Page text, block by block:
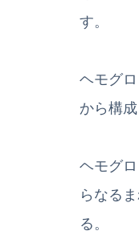
す。
ヘモグ
から構成
ヘモグ
らなる
る。